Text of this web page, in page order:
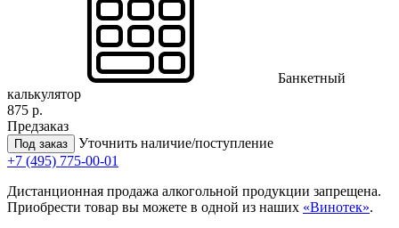
Банкетный
калькулятор
875 р.
Предзаказ
Под заказ
Уточнить наличие/поступление
+7 (495) 775-00-01
Дистанционная продажа алкогольной продукции запрещена.
Приобрести товар вы можете в одной из наших «Винотек».